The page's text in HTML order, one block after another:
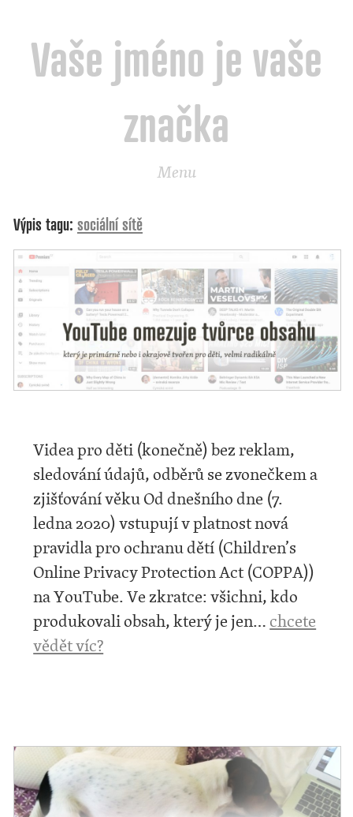
Vaše jméno je vaše
značka
Menu
Výpis tagu: sociální sítě
Videa pro děti (konečně) bez reklam,
sledování údajů, odběrů se zvonečkem a
zjišťování věku Od dnešního dne (7.
ledna 2020) vstupují v platnost nová
pravidla pro ochranu dětí (Children’s
Online Privacy Protection Act (COPPA))
na YouTube. Ve zkratce: všichni, kdo
produkovali obsah, který je jen…chcete
vědět víc?